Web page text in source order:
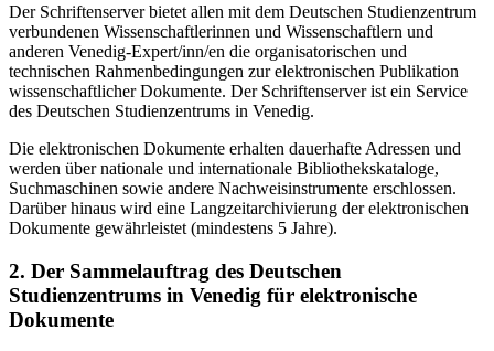
Der Schriftenserver bietet allen mit dem Deutschen Studienzentrum
verbundenen Wissenschaftlerinnen und Wissenschaftlern und
anderen Venedig-Expert/inn/en die organisatorischen und
technischen Rahmenbedingungen zur elektronischen Publikation
wissenschaftlicher Dokumente. Der Schriftenserver ist ein Service
des Deutschen Studienzentrums in Venedig.
Die elektronischen Dokumente erhalten dauerhafte Adressen und
werden über nationale und internationale Bibliothekskataloge,
Suchmaschinen sowie andere Nachweisinstrumente erschlossen.
Darüber hinaus wird eine Langzeitarchivierung der elektronischen
Dokumente gewährleistet (mindestens 5 Jahre).
2. Der Sammelauftrag des Deutschen
Studienzentrums in Venedig für elektronische
Dokumente